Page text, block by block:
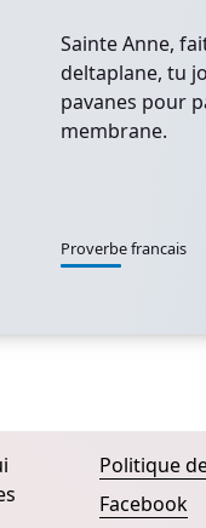
Sainte Anne,
deltaplane, tu
pavanes pour
membrane.
Proverbe francais
Politique
Facebook